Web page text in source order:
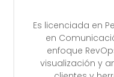
Es licenciada en
en
enfoque
visualización y